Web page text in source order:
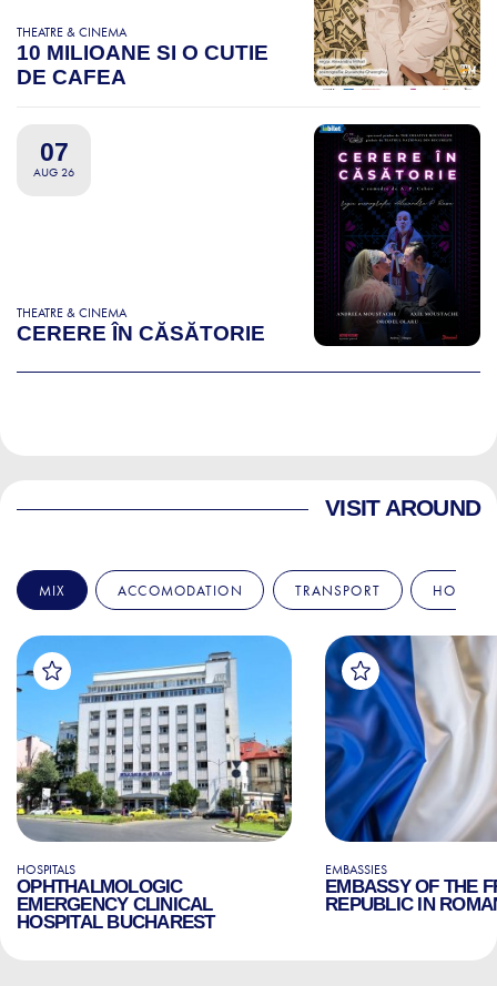
THEATRE & CINEMA
10 MILIOANE SI O CUTIE
DE CAFEA
07
AUG 26
THEATRE & CINEMA
CERERE ÎN CĂSĂTORIE
VISIT AROUND
MIX ACCOMODATION TRANSPORT
HOSPITALS
OPHTHALMOLOGIC
EMERGENCY CLINICAL
HOSPITAL BUCHAREST
EMBASSIES
EMBASSY OF THE
REPUBLIC IN